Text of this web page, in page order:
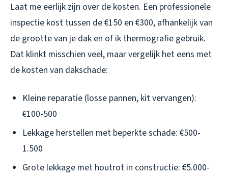
Laat me eerlijk zijn over de kosten. Een professionele
inspectie kost tussen de €150 en €300, afhankelijk van
de grootte van je dak en of ik thermografie gebruik.
Dat klinkt misschien veel, maar vergelijk het eens met
de kosten van dakschade:
Kleine reparatie (losse pannen, kit vervangen):
€100-500
Lekkage herstellen met beperkte schade: €500-
1.500
Grote lekkage met houtrot in constructie: €5.000-